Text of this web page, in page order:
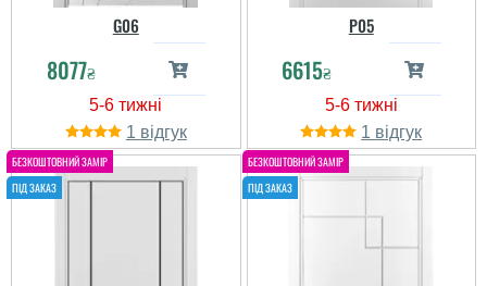
G06
8077₴
1
P05
6615₴
1